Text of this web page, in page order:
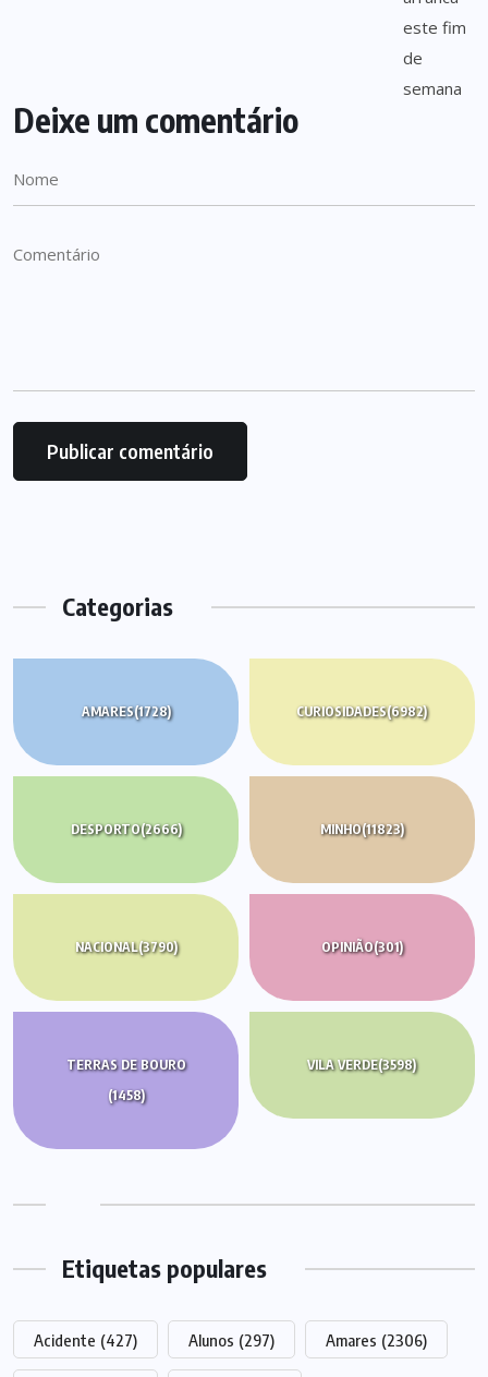
Deixe um comentário
Categorias
AMARES(1728) CURIOSIDADES(6982)
DESPORTO(2666) MINHO(11823)
NACIONAL(3790) OPINIÃO(301)
TERRAS DE BOURO
(1458)
VILA VERDE(3598)
Etiquetas populares
Acidente (427) Alunos (297) Amares (2306)